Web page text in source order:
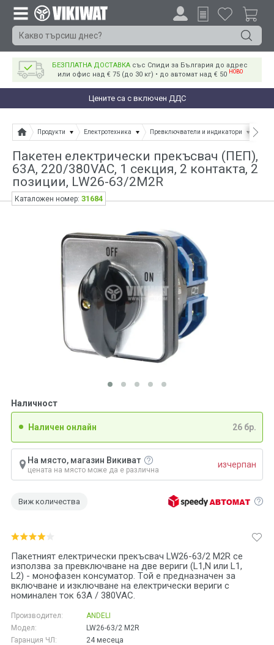
БЕЗПЛАТНА ДОСТАВКА със Спиди за България до адрес
или офис над € 75 (до 30 кг) • до автомат над € 50 НОВО
Цените са с включен ДДС
Продукти Електротехника Превключватели и индикатори
Пакетен електрически прекъсвач (ПЕП),
63А, 220/380VAC, 1 секция, 2 контакта, 2
позиции, LW26-63/2M2R
Пакетният електрически прекъсвач LW26-63/2 M2R се
използва за превключване на две вериги (L1,N или L1,
L2) - монофазен консуматор. Tой е предназначен за
включване и изключване на електрически вериги с
номинален ток 63A / 380VAC.
Производител:
ANDELI
Модел:
LW26-63/2 M2R
Гаранция ЧЛ:
24 месеца
Наличност
Наличен онлайн 26 бр.
На място, магазин Викиват
цената на място може да е различна
изчерпан
Виж количества
Каталожен номер: 31684